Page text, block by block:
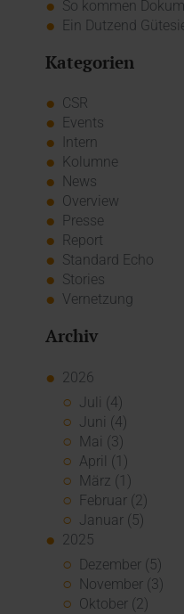
So kommen
Ein Dutzend
Kategorien
CSR
Events
Intern
Kolumne
News
Overview
Presse
Report
Standard Echo
Stories
Vernetzung
Archiv
2026
Juli (4)
Juni (4)
Mai (3)
April (1)
März (1)
Februar (2)
Januar (5)
2025
Dezember (5)
November (3)
Oktober (2)